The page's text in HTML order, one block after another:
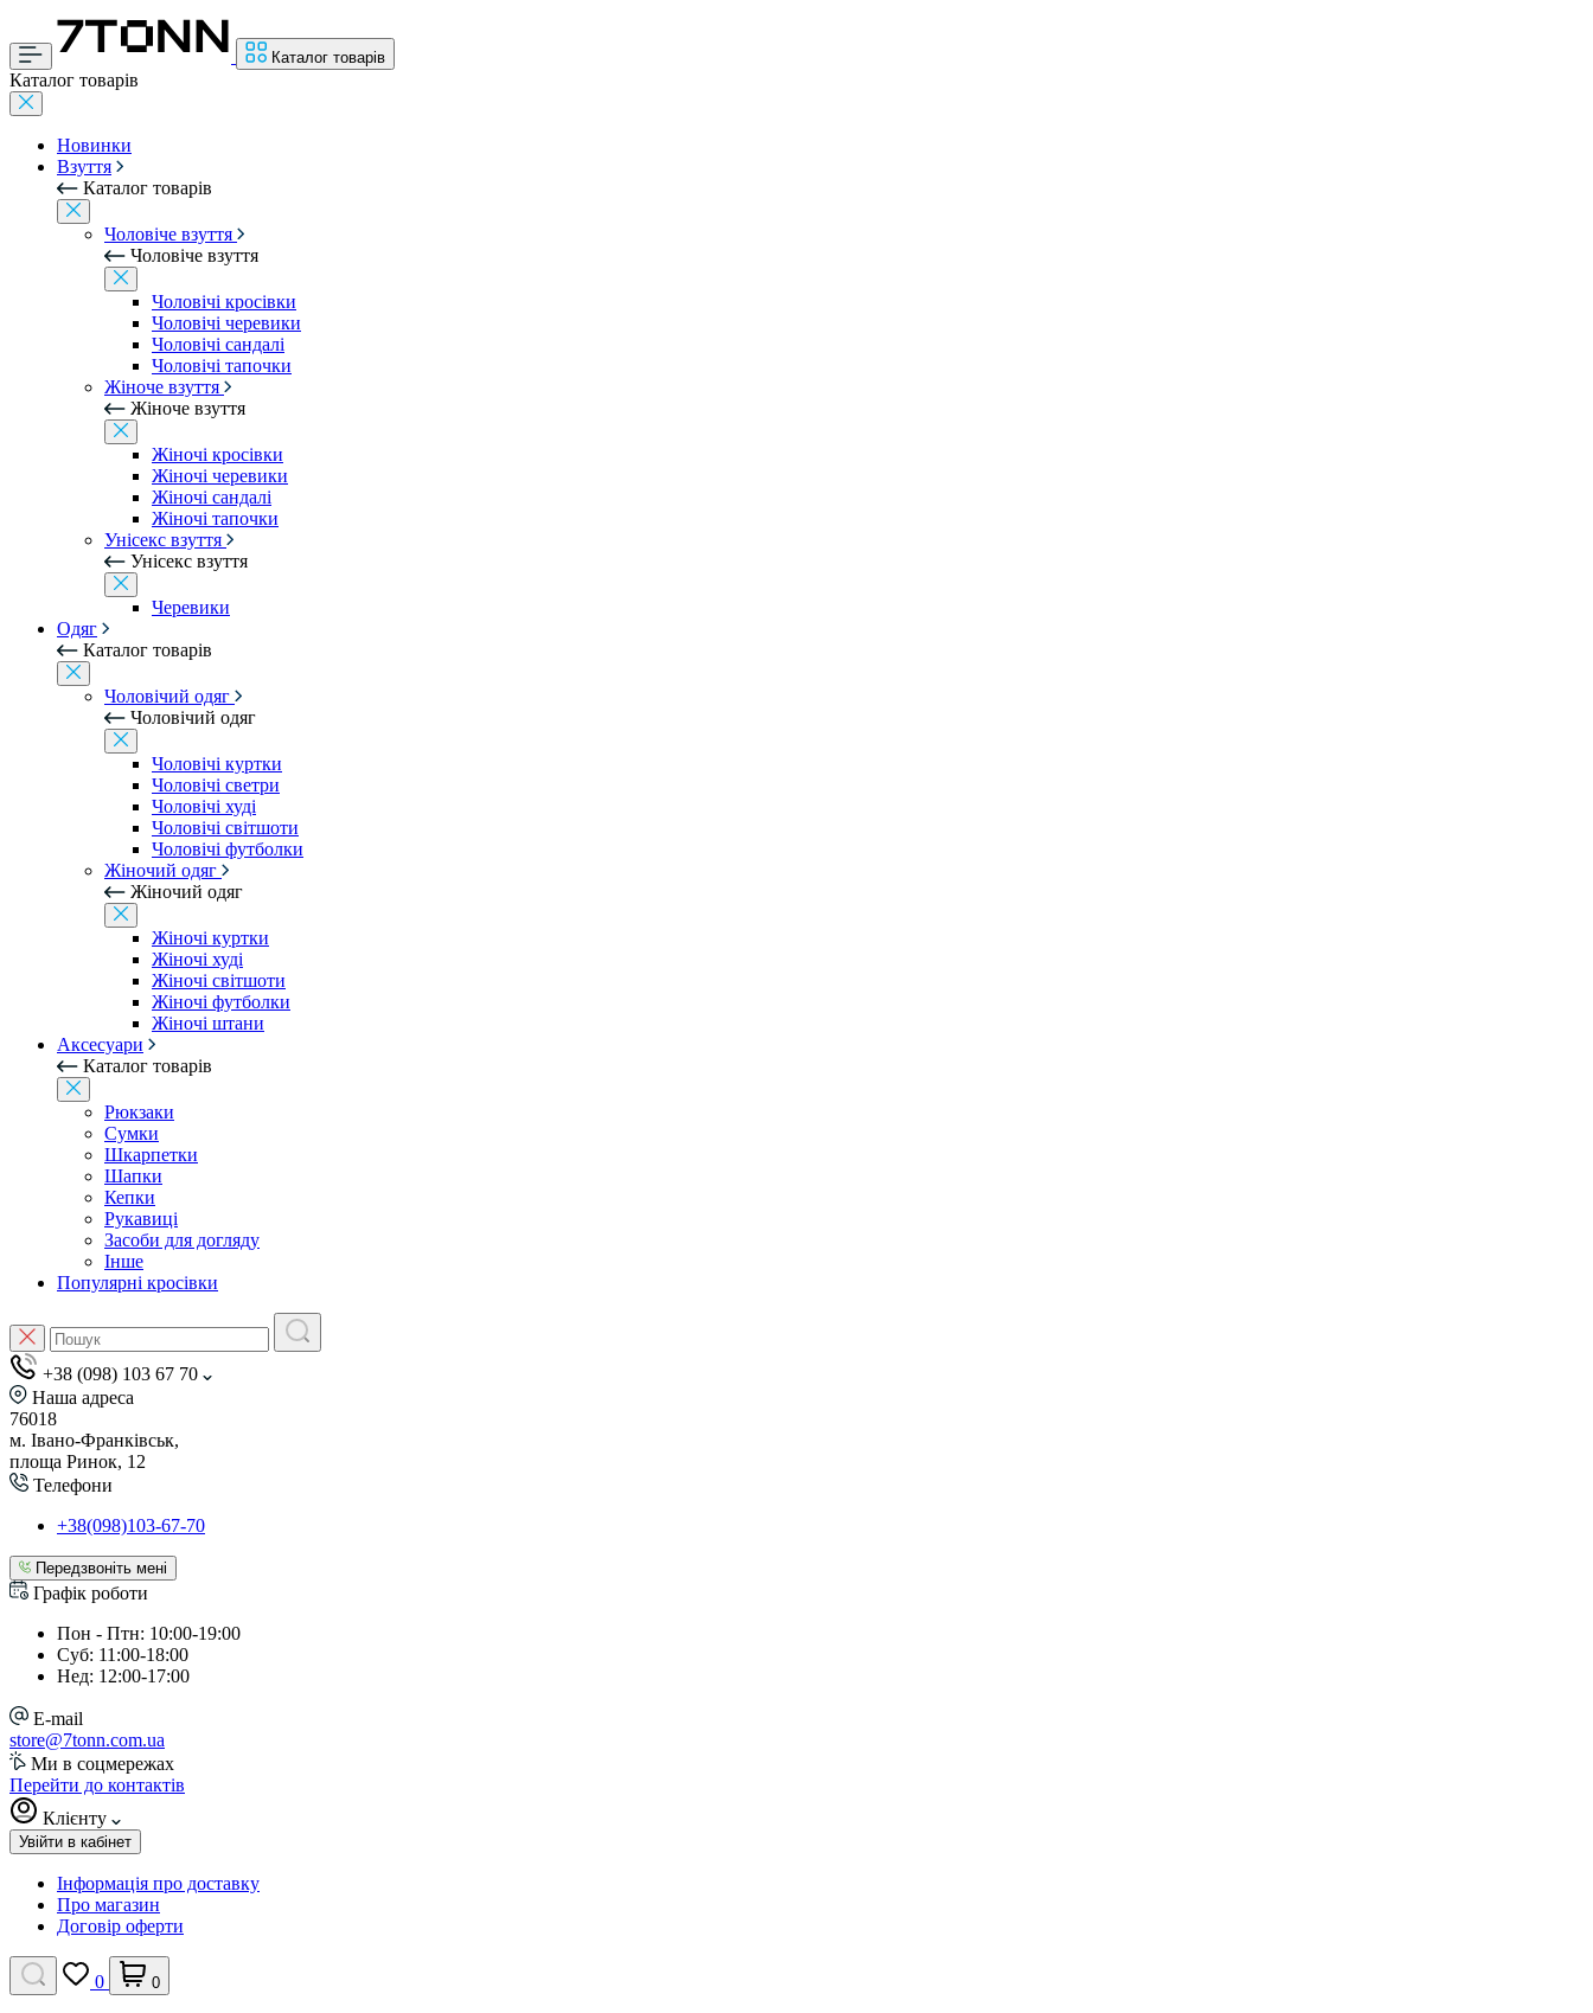
Каталог товарів
Каталог товарів
Новинки
Взуття
Каталог товарів
Чоловіче взуття
Чоловіче взуття
Чоловічі кросівки
Чоловічі черевики
Чоловічі сандалі
Чоловічі тапочки
Жіноче взуття
Жіноче взуття
Жіночі кросівки
Жіночі черевики
Жіночі сандалі
Жіночі тапочки
Унісекс взуття
Унісекс взуття
Черевики
Одяг
Каталог товарів
Чоловічий одяг
Чоловічий одяг
Чоловічі куртки
Чоловічі светри
Чоловічі худі
Чоловічі світшоти
Чоловічі футболки
Жіночий одяг
Жіночий одяг
Жіночі куртки
Жіночі худі
Жіночі світшоти
Жіночі футболки
Жіночі штани
Аксесуари
Каталог товарів
Рюкзаки
Сумки
Шкарпетки
Шапки
Кепки
Рукавиці
Засоби для догляду
Інше
Популярні кросівки
+38 (098) 103 67 70
Наша адреса
76018
м. Івано-Франківськ,
площа Ринок, 12
Телефони
+38(098)103-67-70
Передзвоніть мені
Графік роботи
Пон - Птн: 10:00-19:00
Суб: 11:00-18:00
Нед: 12:00-17:00
E-mail
store@7tonn.com.ua
Ми в соцмережах
Перейти до контактів
Клієнту
Увійти в кабінет
Інформація про доставку
Про магазин
Договір оферти
0 0